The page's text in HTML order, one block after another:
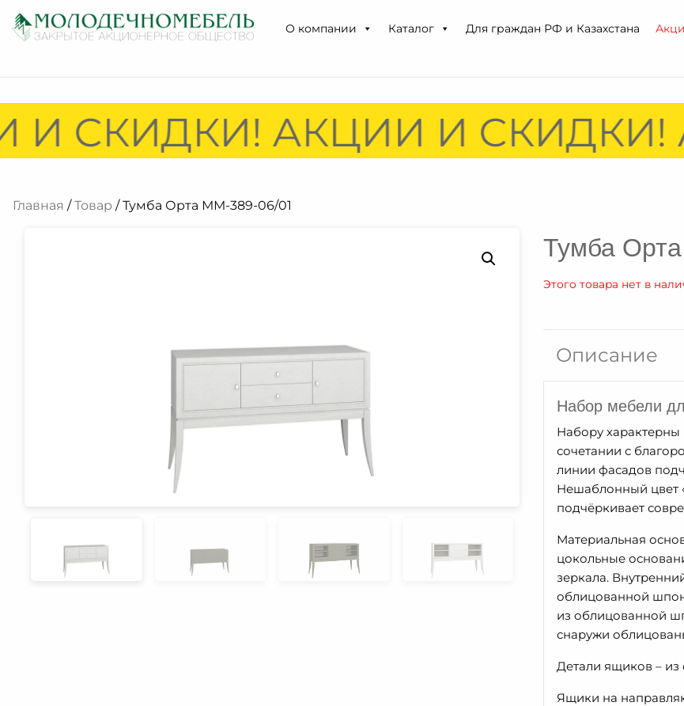
О компании Каталог Для граждан РФ и Казахстана
СКИДКИ! АКЦИИ И СКИДКИ!
Главная /Товар / Тумба Орта ММ-389-06/01
Тумба
Этого товара нет в
Описание
Набор мебели
Набору
сочетании с
линии фасадов
Нешаблонный цвет
подчёркивает
Материальная
цокольные
зеркала.
облицованной
из облицованной
снаружи
Детали ящиков –
Ящики на